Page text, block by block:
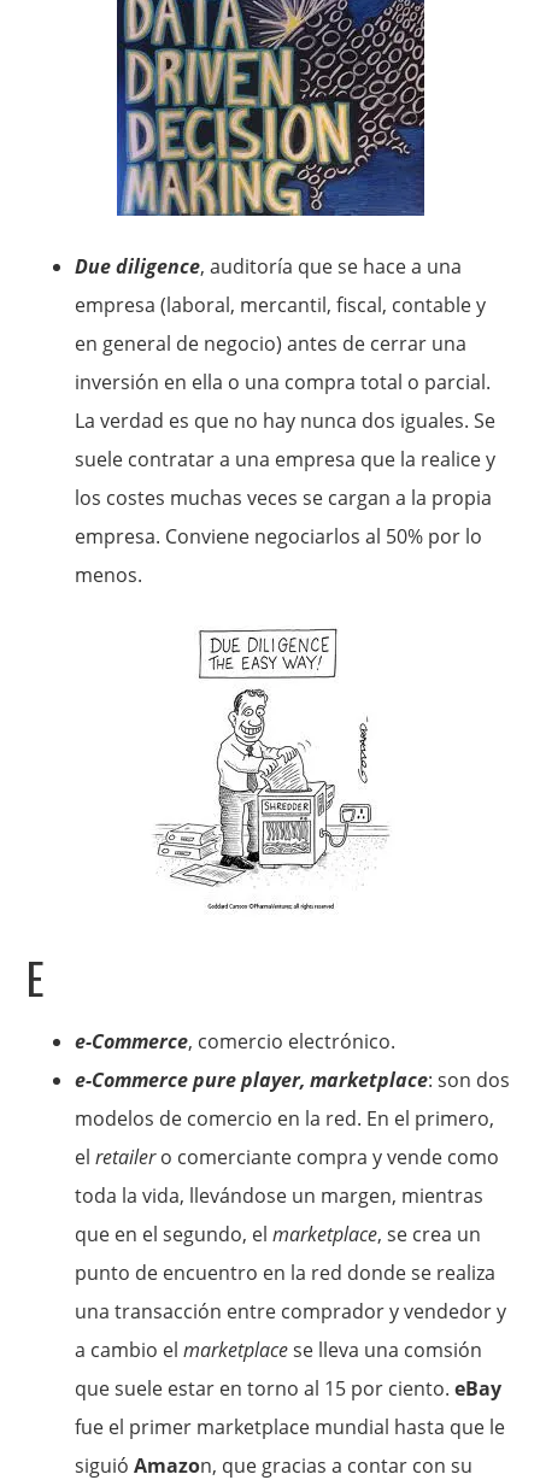
Due diligence, auditoría que se hace a una
empresa (laboral, mercantil, fiscal, contable y
en general de negocio) antes de cerrar una
inversión en ella o una compra total o parcial.
La verdad es que no hay nunca dos iguales. Se
suele contratar a una empresa que la realice y
los costes muchas veces se cargan a la propia
empresa. Conviene negociarlos al 50% por lo
menos.
E
e-Commerce, comercio electrónico.
e-Commerce pure player, marketplace: son dos
modelos de comercio en la red. En el primero,
elretailero comerciante compra y vende como
toda la vida, llevándose un margen, mientras
que en el segundo, elmarketplace, se crea un
punto de encuentro en la red donde se realiza
una transacción entre comprador y vendedor y
a cambio elmarketplacese lleva una comsión
que suele estar en torno al 15 por ciento.eBay
fue el primer marketplace mundial hasta que le
siguióAmazon, que gracias a contar con su